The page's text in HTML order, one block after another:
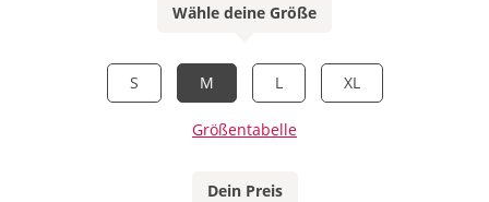
Wähle deine Größe
S M L XL
Größentabelle
Dein Preis